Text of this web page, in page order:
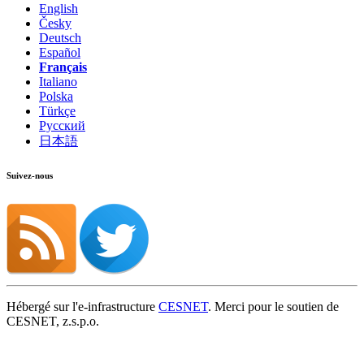
English
Česky
Deutsch
Español
Français
Italiano
Polska
Türkçe
Русский
日本語
Suivez-nous
Hébergé sur l'e-infrastructure CESNET. Merci pour le soutien de
CESNET, z.s.p.o.